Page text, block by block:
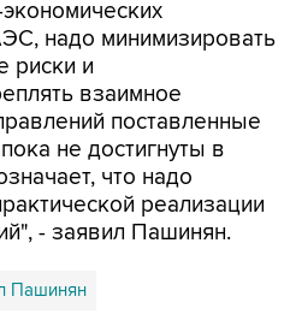
надо минимизировать
риски и
взаимное
поставленные
не достигнуты в
что надо
реализации
- заявил Пашинян.
Пашинян